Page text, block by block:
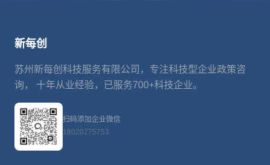
新每创
苏州新每创科技服务有限公司，专注科技型企业政策咨
询， 十年从业经验，已服务700+科技企业。
扫码添加企业微信
18020275753